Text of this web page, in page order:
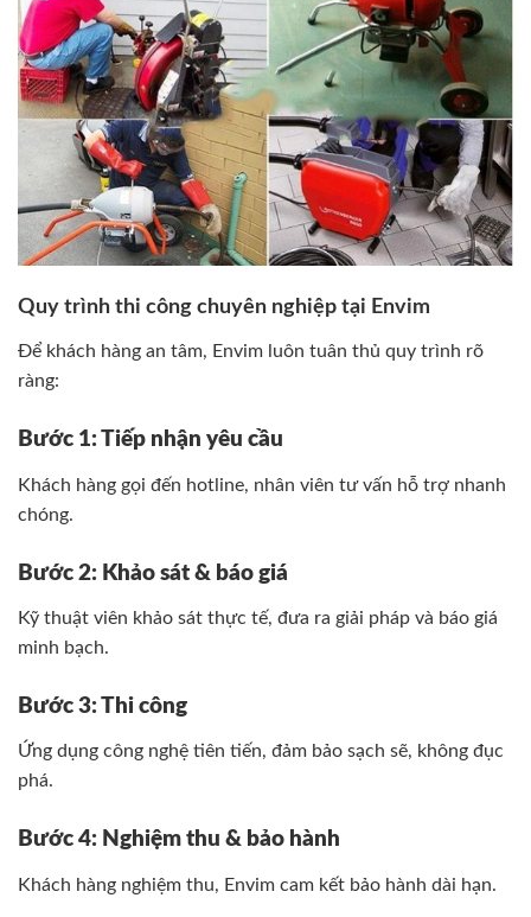
Quy trình thi công chuyên nghiệp tại Envim
Để khách hàng an tâm, Envim luôn tuân thủ quy trình rõ
ràng:
Bước 1: Tiếp nhận yêu cầu
Khách hàng gọi đến hotline, nhân viên tư vấn hỗ trợ nhanh
chóng.
Bước 2: Khảo sát & báo giá
Kỹ thuật viên khảo sát thực tế, đưa ra giải pháp và báo giá
minh bạch.
Bước 3: Thi công
Ứng dụng công nghệ tiên tiến, đảm bảo sạch sẽ, không đục
phá.
Bước 4: Nghiệm thu & bảo hành
Khách hàng nghiệm thu, Envim cam kết bảo hành dài hạn.